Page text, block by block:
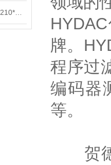
牌。
程序过
编码器
等。
贺德